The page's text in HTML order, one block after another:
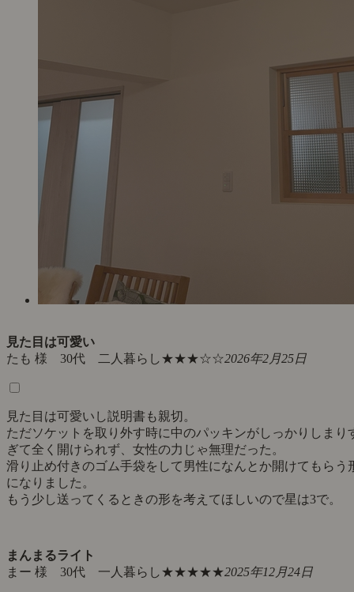
見た目は可愛い
たも 様 30代 二人暮らし★★★☆☆2026年2月25日
見た目は可愛いし説明書も親切。
ただソケットを取り外す時に中のパッキンがしっかりしまり
ぎて全く開けられず、女性の力じゃ無理だった。
滑り止め付きのゴム手袋をして男性になんとか開けてもらう
になりました。
もう少し送ってくるときの形を考えてほしいので星は3で。
まんまるライト
まー 様 30代 一人暮らし★★★★★2025年12月24日